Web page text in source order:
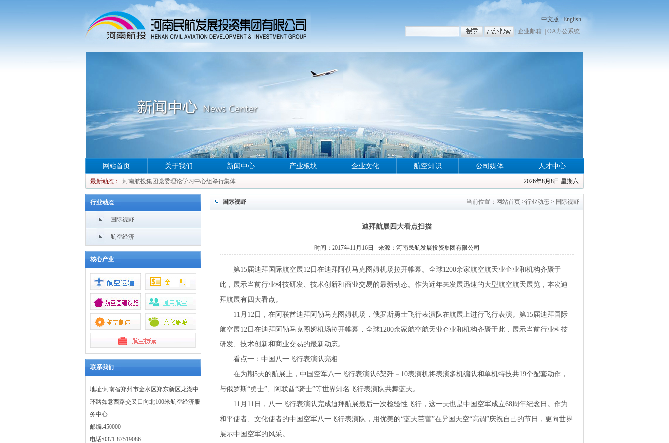
·中文版 ·English
企业邮箱 OA办公系统
网站首页
最新动态：
河南航投集团党委理论学习中心组举行集体...
河南航投集团党委理论学习中心组举行集体...
河南航投集团党委理论学习中心组举行集体...
河南航投集团党委理论学习中心组举行集体...
2026年8月8日 星期六
关于我们 新闻中心 产业板块 企业文化 航空知识 公司媒体 人才中心
行业动态
国际视野
航空经济
核心产业
联系我们
地址:河南省郑州市金水区郑东新区龙湖中
环路如意西路交叉口向北100米航空经济服
务中心
邮编:450000
电话:0371-87519086
国际视野 当前位置： 网站首页 >行业动态 > 国际视野
迪拜航展四大看点扫描
时间：2017年11月16日 来源： 河南民航发展投资集团有限公司
第15届迪拜国际航空展12日在迪拜阿勒马克图姆机场拉开帷幕。全球1200余家航空航天业企业和机构齐聚于
此，展示当前行业科技研发、技术创新和商业交易的最新动态。作为近年来发展迅速的大型航空航天展览，本次迪
拜航展有四大看点。
11月12日，在阿联酋迪拜阿勒马克图姆机场，俄罗斯勇士飞行表演队在航展上进行飞行表演。第15届迪拜国际
航空展12日在迪拜阿勒马克图姆机场拉开帷幕，全球1200余家航空航天业企业和机构齐聚于此，展示当前行业科技
研发、技术创新和商业交易的最新动态。
看点一：中国八一飞行表演队亮相
在为期5天的航展上，中国空军八一飞行表演队6架歼－10表演机将表演多机编队和单机特技共19个配套动作，
与俄罗斯“勇士”、阿联酋“骑士”等世界知名飞行表演队共舞蓝天。
11月11日，八一飞行表演队完成迪拜航展最后一次检验性飞行，这一天也是中国空军成立68周年纪念日。作为
和平使者、文化使者的中国空军八一飞行表演队，用优美的“蓝天芭蕾”在异国天空“高调”庆祝自己的节日，更向世界
展示中国空军的风采。